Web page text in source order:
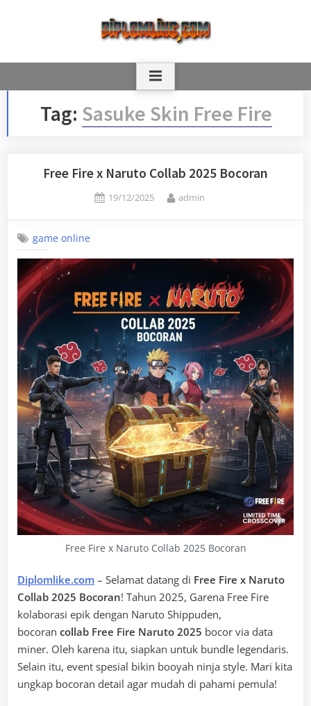
Tag: Sasuke Skin Free Fire
Free Fire x Naruto Collab 2025 Bocoran
Posted
19/12/2025 By
admin
game online
Free Fire x Naruto Collab 2025 Bocoran
Diplomlike.com – Selamat datang di Free Fire x Naruto
Collab 2025 Bocoran! Tahun 2025, Garena Free Fire
kolaborasi epik dengan Naruto Shippuden,
bocoran collab Free Fire Naruto 2025 bocor via data
miner. Oleh karena itu, siapkan untuk bundle legendaris.
Selain itu, event spesial bikin booyah ninja style. Mari kita
ungkap bocoran detail agar mudah di pahami pemula!